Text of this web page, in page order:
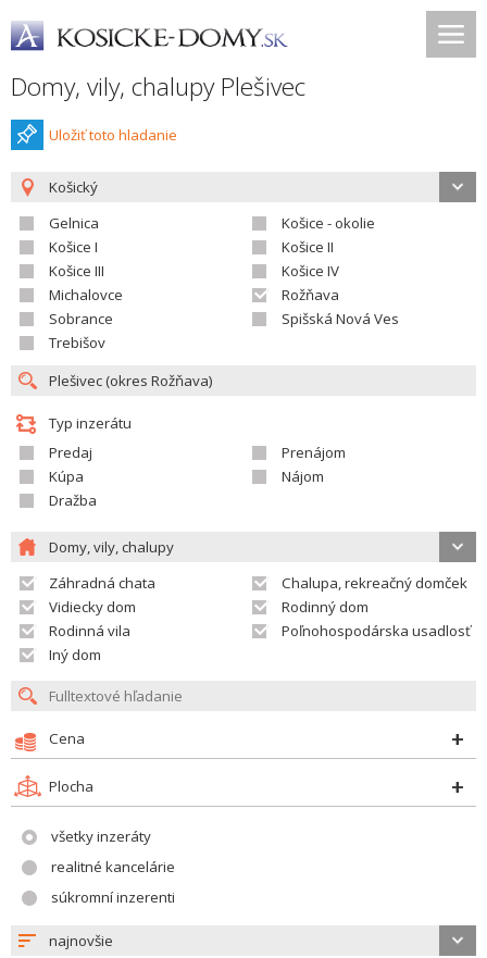
Domy, vily, chalupy Plešivec
Uložiť toto hladanie
Košický
Gelnica
Košice - okolie
Košice I
Košice II
Košice III
Košice IV
Michalovce
Rožňava
Sobrance
Spišská Nová Ves
Trebišov
Typ inzerátu
Predaj
Prenájom
Kúpa
Nájom
Dražba
Domy, vily, chalupy
Záhradná chata
Chalupa, rekreačný domček
Vidiecky dom
Rodinný dom
Rodinná vila
Poľnohospodárska usadlosť
Iný dom
Cena
Plocha
všetky inzeráty
realitné kancelárie
súkromní inzerenti
najnovšie